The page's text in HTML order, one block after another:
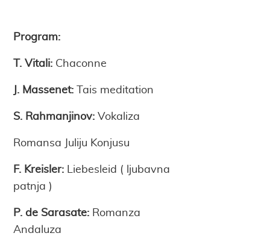
Program:
T. Vitali: Chaconne
J. Massenet: Tais meditation
S. Rahmanjinov: Vokaliza
Romansa Juliju Konjusu
F. Kreisler: Liebesleid ( ljubavna
patnja )
P. de Sarasate: Romanza
Andaluza